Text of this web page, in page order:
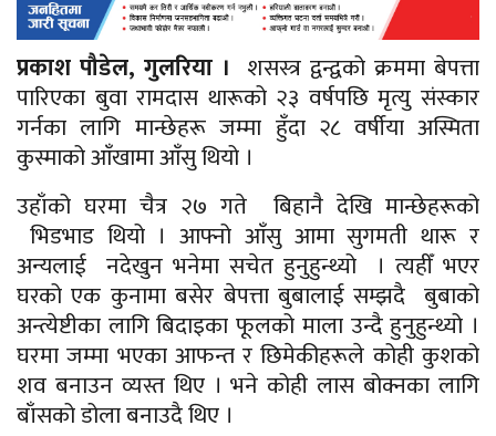
प्रकाश पौडेल, गुलरिया । शसस्त्र द्वन्द्वको क्रममा बेपत्ता
पारिएका बुवा रामदास थारूको २३ वर्षपछि मृत्यु संस्कार
गर्नका लागि मान्छेहरू जम्मा हुँदा २८ वर्षीया अस्मिता
कुस्माको आँखामा आँसु थियो ।
उहाँको घरमा चैत्र २७ गते बिहानै देखि मान्छेहरूको
भिडभाड थियो । आफ्नो आँसु आमासुगमती थारू र
अन्यलाई नदेखुन भनेमा सचेत हुनुहुन्थ्यो । त्यहीँ भएर
घरको एक कुनामा बसेर बेपत्ता बुबालाई सम्झदै बुबाको
अन्त्येष्टीका लागि बिदाइका फूलको माला उन्दै हुनुहुन्थ्यो ।
घरमा जम्मा भएका आफन्त र छिमेकीहरूले कोही कुशको
शव बनाउन व्यस्त थिए । भने कोही लास बोक्नका लागि
बाँसको डोला बनाउदै थिए ।